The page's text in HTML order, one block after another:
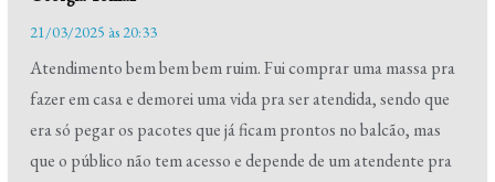
21/03/2025 às 20:33
Atendimento bem bem bem ruim. Fui comprar uma massa pra
fazer em casa e demorei uma vida pra ser atendida, sendo que
era só pegar os pacotes que já ficam prontos no balcão, mas
que o público não tem acesso e depende de um atendente pra